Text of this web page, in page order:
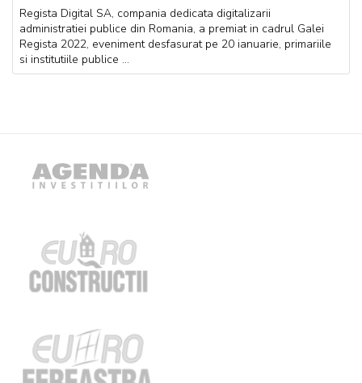
Regista Digital SA, compania dedicata digitalizarii
administratiei publice din Romania, a premiat in cadrul Galei
Regista 2022, eveniment desfasurat pe 20 ianuarie, primariile
si institutiile publice ...